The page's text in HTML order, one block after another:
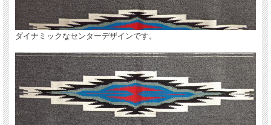
この作品のような大きいサイズ（セミダブルベッ
デザイン、ワイドバンド等の各パートを織るスペ
ースが広くなります。
伝統的なチマヨブランケット本来のダイナミック
で凝ったデザイン、カラーリングを織ることが出
ダイナミックなセンターデザインです。